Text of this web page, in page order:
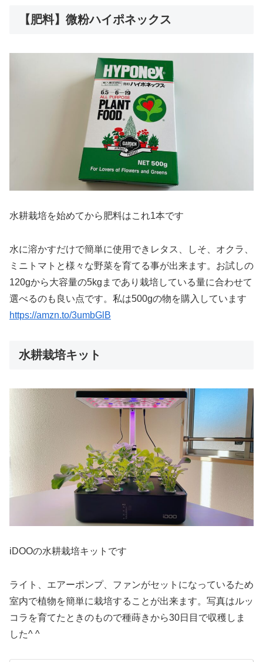
【肥料】微粉ハイポネックス
水耕栽培を始めてから肥料はこれ1本です
水に溶かすだけで簡単に使用できレタス、しそ、オクラ、
ミニトマトと様々な野菜を育てる事が出来ます。お試しの
120gから大容量の5kgまであり栽培している量に合わせて
選べるのも良い点です。 私は500gの物を購入しています
https://amzn.to/3umbGlB
水耕栽培キット
iDOOの水耕栽培キットです
ライト、エアーポンプ、ファンがセットになっているため
室内で植物を簡単に栽培することが出来ます。写真はルッ
コラを育てたときのもので種蒔きから30日目で収穫しま
した^ ^